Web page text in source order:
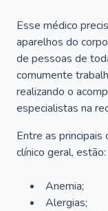
Esse médico
aparelhos do
de pessoas de
comumente
realizando o
especialistas na
Entre as
clínico geral, estão:
Anemia;
Alergias;